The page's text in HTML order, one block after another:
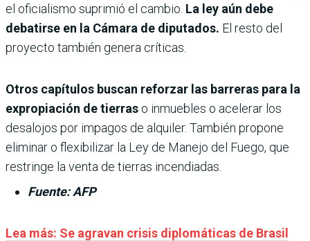
el oficialismo suprimió el cambio. La ley aún debe
debatirse en la Cámara de diputados. El resto del
proyecto también genera críticas.
Otros capítulos buscan reforzar las barreras para la
expropiación de tierras o inmuebles o acelerar los
desalojos por impagos de alquiler. También propone
eliminar o flexibilizar la Ley de Manejo del Fuego, que
restringe la venta de tierras incendiadas.
Fuente: AFP
Lea más: Se agravan crisis diplomáticas de Brasil